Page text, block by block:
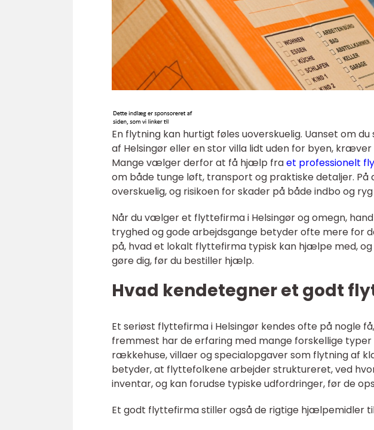
En flytning kan hurtigt føles uoverskuelig. Uanset om
af Helsingør eller en stor villa lidt uden for byen,
Mange vælger derfor at få hjælp fraet professionelt
om både tunge løft, transport og praktiske detaljer.
overskuelig, og risikoen for skader på både indbo og
Når du vælger et flyttefirma i Helsingør og omegn,
tryghed og gode arbejdsgange betyder ofte mere for
på, hvad et lokalt flyttefirma typisk kan hjælpe med,
gøre dig, før du bestiller hjælp.
Hvad kendetegner et godt
Et seriøst flyttefirma i Helsingør kendes ofte på nogle
fremmest har de erfaring med mange forskellige
rækkehuse, villaer og specialopgaver som flytning af
betyder, at flyttefolkene arbejder struktureret, ved
inventar, og kan forudse typiske udfordringer, før de
Et godt flyttefirma stiller også de rigtige hjælpemidler